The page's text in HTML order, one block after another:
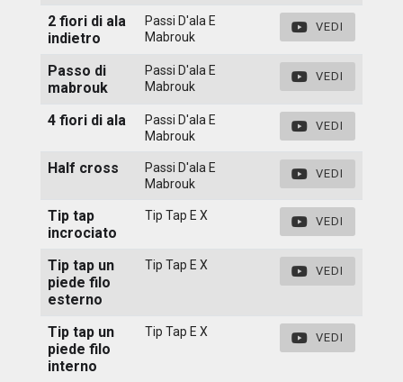
2 fiori di ala
indietro
Passi D'ala E
Mabrouk
VEDI
Passo di
mabrouk
Passi D'ala E
Mabrouk
VEDI
4 fiori di ala
Passi D'ala E
Mabrouk
VEDI
Half cross
Passi D'ala E
Mabrouk
VEDI
Tip tap
incrociato
Tip Tap E X VEDI
Tip tap un
piede filo
esterno
Tip Tap E X VEDI
Tip tap un
piede filo
interno
Tip Tap E X VEDI